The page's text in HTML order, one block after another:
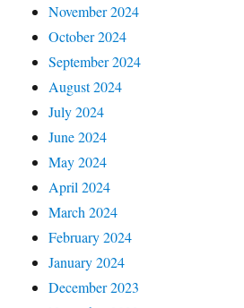
November 2024
October 2024
September 2024
August 2024
July 2024
June 2024
May 2024
April 2024
March 2024
February 2024
January 2024
December 2023